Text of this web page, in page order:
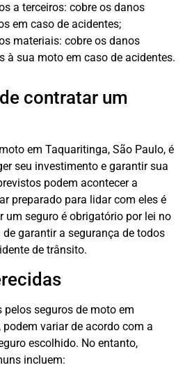
a terceiros: cobre os danos
em caso de acidentes;
materiais: cobre os danos
à sua moto em caso de acidentes.
contratar um
em Taquaritinga, São Paulo, é
seu investimento e garantir sua
podem acontecer a
preparado para lidar com eles é
um seguro é obrigatório por lei no
garantir a segurança de todos
de trânsito.
seguros de moto em
variar de acordo com a
escolhido. No entanto,
incluem: